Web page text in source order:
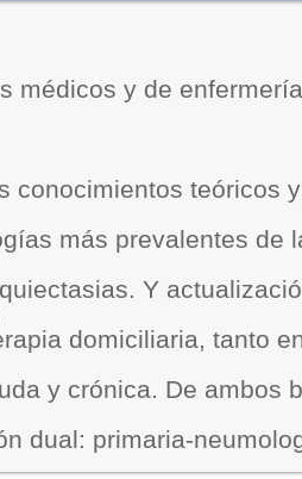
médicos y de
conocimientos teóricos
más prevalentes de
Y
domiciliaria, tanto
y crónica. De ambos
dual: primaria-